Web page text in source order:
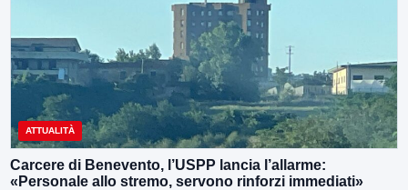
ATTUALITÀ
Carcere di Benevento, l’USPP lancia l’allarme:
«Personale allo stremo, servono rinforzi immediati»